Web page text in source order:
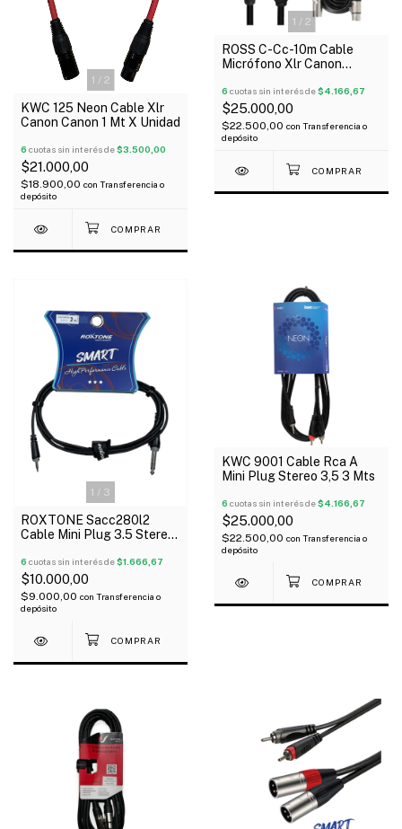
1 / 2
KWC 125 Neon Cable Xlr
Canon Canon 1 Mt X Unidad
6 cuotas sin interés de$3.500,00
$21.000,00
$18.900,00 con Transferencia o
depósito
1 / 2
ROSS C-Cc-10m Cable
Micrófono Xlr Canon
6 cuotas sin interés de$4.166,67
$25.000,00
$22.500,00 con Transferencia o
depósito
1 / 3
ROXTONE Sacc280l2
Cable Mini Plug 3.5 Stereo
6 cuotas sin interés de$1.666,67
$10.000,00
$9.000,00 con Transferencia o
depósito
KWC 9001 Cable Rca A
Mini Plug Stereo 3,5 3 Mts
6 cuotas sin interés de$4.166,67
$25.000,00
$22.500,00 con Transferencia o
depósito